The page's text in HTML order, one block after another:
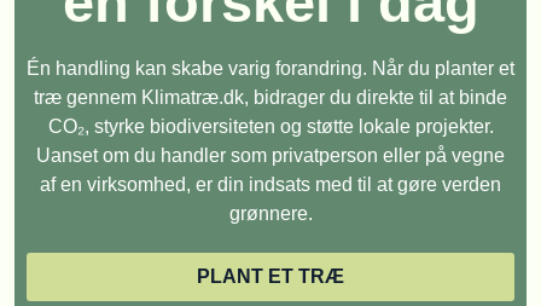
Én handling kan skabe varig forandring. Når du planter et
træ gennem Klimatræ.dk, bidrager du direkte til at binde
CO₂, styrke biodiversiteten og støtte lokale projekter.
Uanset om du handler som privatperson eller på vegne
af en virksomhed, er din indsats med til at gøre verden
grønnere.
PLANT ET TRÆ